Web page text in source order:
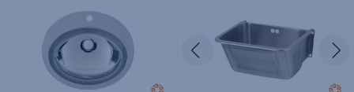
Edellinen